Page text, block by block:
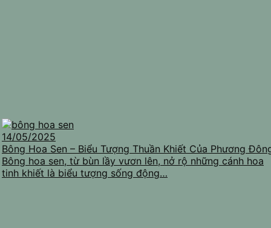
14/05/2025
Bông Hoa Sen – Biểu Tượng Thuần Khiết Của Phương
Bông hoa sen, từ bùn lầy vươn lên, nở rộ những cánh hoa
tinh khiết là biểu tượng sống động…